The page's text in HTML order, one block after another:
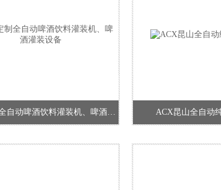
ACX定制全自动啤酒饮料灌装机、啤酒灌装设备 ACX昆山全自动